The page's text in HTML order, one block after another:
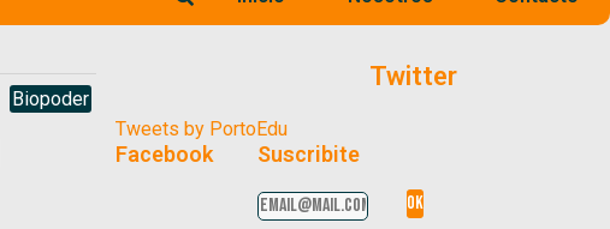
Biopoder
Twitter
Tweets by PortoEdu
Facebook Suscribite